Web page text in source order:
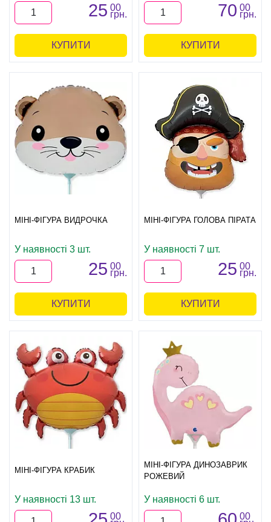
25 00
грн.
КУПИТИ
70 00
грн.
КУПИТИ
МІНІ-ФІГУРА ВИДРОЧКА
У наявності 3 шт.
25 00
грн.
КУПИТИ
МІНІ-ФІГУРА ГОЛОВА ПІРАТА
У наявності 7 шт.
25 00
грн.
КУПИТИ
МІНІ-ФІГУРА КРАБИК
У наявності 13 шт.
00
МІНІ-ФІГУРА ДИНОЗАВРИК
РОЖЕВИЙ
У наявності 6 шт.
00